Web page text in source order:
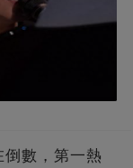
數，第一熱